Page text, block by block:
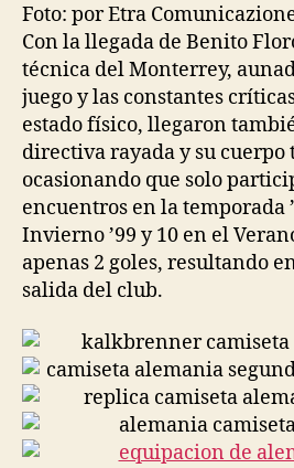
Foto: por Etra
Con la llegada de Benito
técnica del Monterrey,
juego y las constantes
estado físico, llegaron
directiva rayada y su cuerpo
ocasionando que solo
encuentros en la temporada
Invierno ’99 y 10 en el
apenas 2 goles, resultando
salida del club.